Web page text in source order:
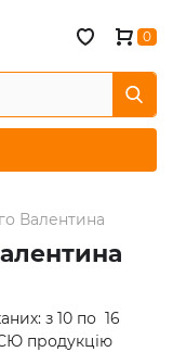
0
Валентина
з 10 по 16
продукцію